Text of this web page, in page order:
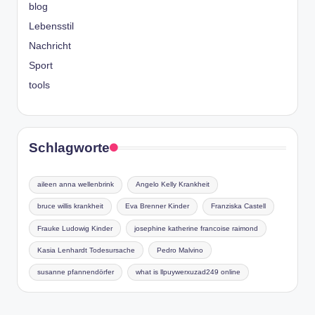
blog
Lebensstil
Nachricht
Sport
tools
Schlagworte
aileen anna wellenbrink Angelo Kelly Krankheit
bruce willis krankheit Eva Brenner Kinder Franziska Castell
Frauke Ludowig Kinder josephine katherine francoise raimond
Kasia Lenhardt Todesursache Pedro Malvino
susanne pfannendörfer what is llpuywerxuzad249 online